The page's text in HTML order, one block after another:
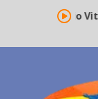
Rádio